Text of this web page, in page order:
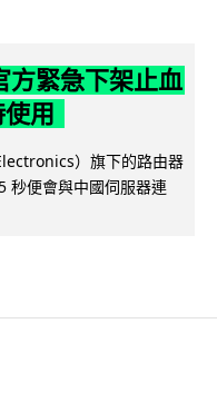
方緊急下架止血
用
）旗下的路由器
秒便會與中國伺服器連